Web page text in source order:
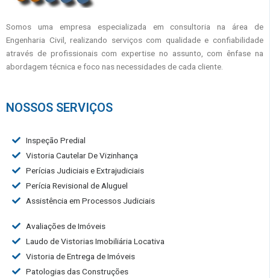
Somos uma empresa especializada em consultoria na área de
Engenharia Civil, realizando serviços com qualidade e confiabilidade
através de profissionais com expertise no assunto, com ênfase na
abordagem técnica e foco nas necessidades de cada cliente.
NOSSOS SERVIÇOS
Inspeção Predial
Vistoria Cautelar De Vizinhança
Perícias Judiciais e Extrajudiciais
Perícia Revisional de Aluguel
Assistência em Processos Judiciais
Avaliações de Imóveis
Laudo de Vistorias Imobiliária Locativa
Vistoria de Entrega de Imóveis
Patologias das Construções